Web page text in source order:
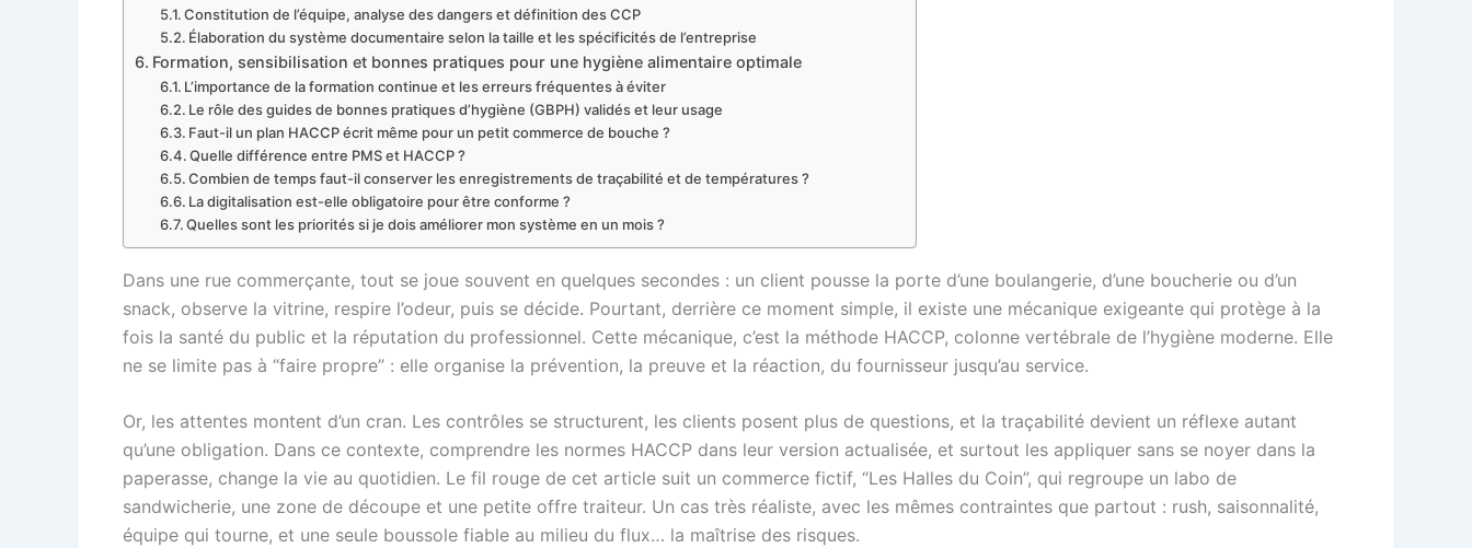
Constitution de l’équipe, analyse des dangers et définition des CCP
Élaboration du système documentaire selon la taille et les spécificités de l’entreprise
Formation, sensibilisation et bonnes pratiques pour une hygiène alimentaire optimale
L’importance de la formation continue et les erreurs fréquentes à éviter
Le rôle des guides de bonnes pratiques d’hygiène (GBPH) validés et leur usage
Faut-il un plan HACCP écrit même pour un petit commerce de bouche ?
Quelle différence entre PMS et HACCP ?
Combien de temps faut-il conserver les enregistrements de traçabilité et de températures ?
La digitalisation est-elle obligatoire pour être conforme ?
Quelles sont les priorités si je dois améliorer mon système en un mois ?
Dans une rue commerçante, tout se joue souvent en quelques secondes : un client pousse la porte d’une boulangerie, d’une boucherie ou d’un
snack, observe la vitrine, respire l’odeur, puis se décide. Pourtant, derrière ce moment simple, il existe une mécanique exigeante qui protège à la
fois la santé du public et la réputation du professionnel. Cette mécanique, c’est la méthode HACCP, colonne vertébrale de l’hygiène moderne. Elle
ne se limite pas à “faire propre” : elle organise la prévention, la preuve et la réaction, du fournisseur jusqu’au service.
Or, les attentes montent d’un cran. Les contrôles se structurent, les clients posent plus de questions, et la traçabilité devient un réflexe autant
qu’une obligation. Dans ce contexte, comprendre les normes HACCP dans leur version actualisée, et surtout les appliquer sans se noyer dans la
paperasse, change la vie au quotidien. Le fil rouge de cet article suit un commerce fictif, “Les Halles du Coin”, qui regroupe un labo de
sandwicherie, une zone de découpe et une petite offre traiteur. Un cas très réaliste, avec les mêmes contraintes que partout : rush, saisonnalité,
équipe qui tourne, et une seule boussole fiable au milieu du flux… la maîtrise des risques.